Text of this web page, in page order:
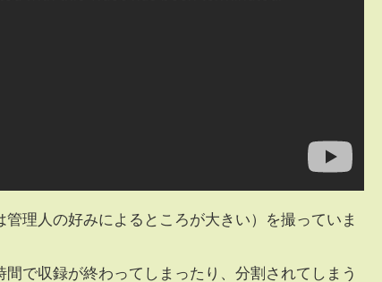
理人の好みによるところが大きい）を撮っていま
で収録が終わってしまったり、分割されてしまう